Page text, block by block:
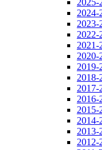
2025-
2024-
2023-
2022-
2021-
2020-
2019-
2018-
2017-
2016-
2015-
2014-
2013-
2012-